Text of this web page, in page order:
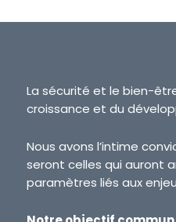
La sécurité et le bien-
croissance et du
Nous avons l’intime
seront celles qui auront
paramètres liés aux